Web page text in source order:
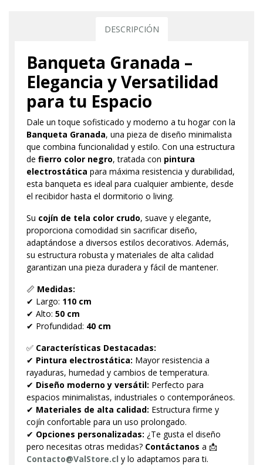
DESCRIPCIÓN
Banqueta Granada –
Elegancia y Versatilidad
para tu Espacio
Dale un toque sofisticado y moderno a tu hogar con la
Banqueta Granada, una pieza de diseño minimalista
que combina funcionalidad y estilo. Con una estructura
de fierro color negro, tratada con pintura
electrostática para máxima resistencia y durabilidad,
esta banqueta es ideal para cualquier ambiente, desde
el recibidor hasta el dormitorio o living.
Su cojín de tela color crudo, suave y elegante,
proporciona comodidad sin sacrificar diseño,
adaptándose a diversos estilos decorativos. Además,
su estructura robusta y materiales de alta calidad
garantizan una pieza duradera y fácil de mantener.
📏 Medidas:
✔ Largo: 110 cm
✔ Alto: 50 cm
✔ Profundidad: 40 cm
✅ Características Destacadas:
✔ Pintura electrostática: Mayor resistencia a
rayaduras, humedad y cambios de temperatura.
✔ Diseño moderno y versátil: Perfecto para
espacios minimalistas, industriales o contemporáneos.
✔ Materiales de alta calidad: Estructura firme y
cojín confortable para un uso prolongado.
✔ Opciones personalizadas: ¿Te gusta el diseño
pero necesitas otras medidas? Contáctanos a 📩
Contacto@ValStore.cl y lo adaptamos para ti.